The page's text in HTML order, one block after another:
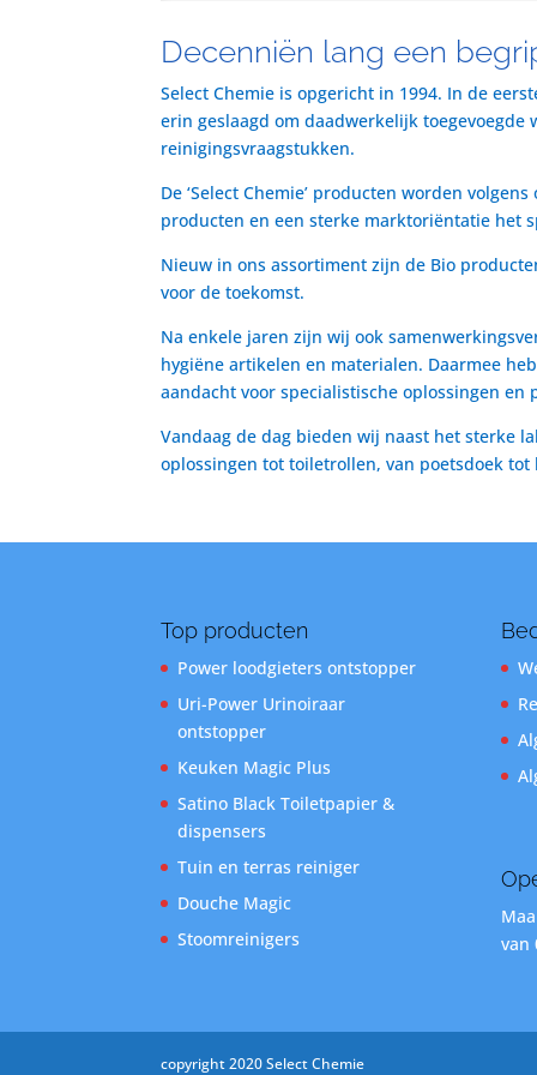
Decenniën lang een
Select Chemie is opgericht in 1994. In de
erin geslaagd om daadwerkelijk
reinigingsvraagstukken.
De ‘Select Chemie’ producten worden
producten en een sterke marktoriëntatie het
Nieuw in ons assortiment zijn de Bio
voor de toekomst.
Na enkele jaren zijn wij ook
hygiëne artikelen en materialen. Daarmee
aandacht voor specialistische oplossingen en
Vandaag de dag bieden wij naast het sterke
oplossingen tot toiletrollen, van poetsdoek
Top producten
Power loodgieters ontstopper
Uri-Power Urinoiraar
ontstopper
Keuken Magic Plus
Satino Black Toiletpapier &
dispensers
Tuin en terras reiniger
Douche Magic
Stoomreinigers
van
copyright 2020 Select Chemie